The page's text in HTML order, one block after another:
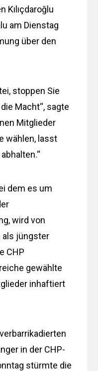
Kılıçdaroğlu
am Dienstag
über den
stoppen Sie
Macht“, sagte
Mitglieder
wählen, lasst
dem es um
wird von
als jüngster
CHP
gewählte
inhaftiert
in der CHP-
stürmte die